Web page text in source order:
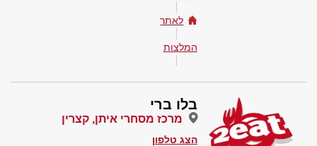
לאתר
המלצות
בלו ברי
מרכז מסחרי איתן, קצרין
הצג טלפון